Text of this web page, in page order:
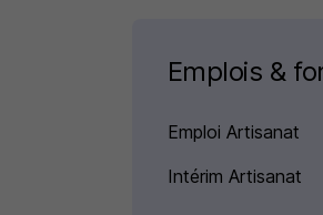
Emplois &
Emploi Artisanat
Intérim Artisanat